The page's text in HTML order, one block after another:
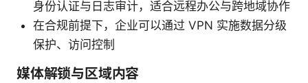
身份认证与日志审计，适合远程办公与跨地域协作
在合规前提下，企业可以通过 VPN 实施数据分级
保护、访问控制
媒体解锁与区域内容